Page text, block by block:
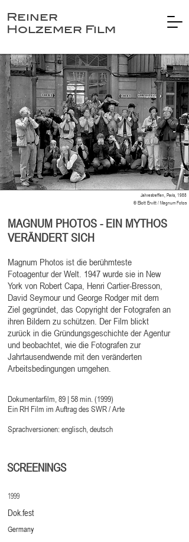
Reiner
Holzemer Film
Jahrestreffen, Paris, 1988
© Eliott Erwitt / Magnum Fotos
MAGNUM PHOTOS - EIN MYTHOS
VERÄNDERT SICH
Magnum Photos ist die berühmteste
Fotoagentur der Welt. 1947 wurde sie in New
York von Robert Capa, Henri Cartier-Bresson,
David Seymour und George Rodger mit dem
Ziel gegründet, das Copyright der Fotografen an
ihren Bildern zu schützen. Der Film blickt
zurück in die Gründungsgeschichte der Agentur
und beobachtet, wie die Fotografen zur
Jahrtausendwende mit den veränderten
Arbeitsbedingungen umgehen.
Dokumentarfilm, 89 | 58 min. (1999)
Ein RH Film im Auftrag des SWR / Arte
Sprachversionen: englisch, deutsch
SCREENINGS
1999
Dok.fest
Germany